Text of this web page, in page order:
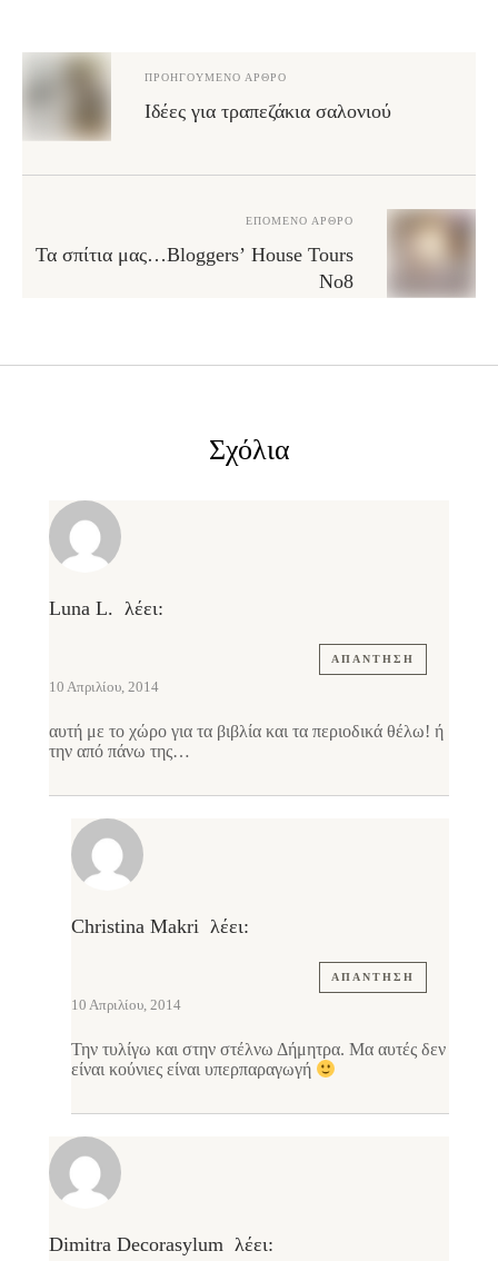
ΠΡΟΗΓΟΎΜΕΝΟ ΆΡΘΡΟ
Ιδέες για τραπεζάκια σαλονιού
ΕΠΌΜΕΝΟ ΆΡΘΡΟ
Τα σπίτια μας…Bloggers’ House Tours
No8
Σχόλια
Luna L. λέει:
ΑΠΆΝΤΗΣΗ
10 Απριλίου, 2014
αυτή με το χώρο για τα βιβλία και τα περιοδικά θέλω! ή
την από πάνω της…
Christina Makri λέει:
ΑΠΆΝΤΗΣΗ
10 Απριλίου, 2014
Την τυλίγω και στην στέλνω Δήμητρα. Μα αυτές δεν
είναι κούνιες είναι υπερπαραγωγή
Dimitra Decorasylum λέει: